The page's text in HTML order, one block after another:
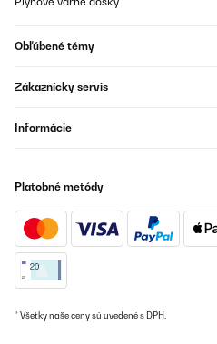
Obľúbené témy
Zákaznícky servis
Informácie
Platobné metódy
* Všetky naše ceny sú uvedené s DPH.